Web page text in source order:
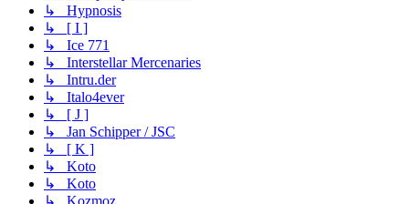
↳ Hypnosis
↳ [ I ]
↳ Ice 771
↳ Interstellar Mercenaries
↳ Intru.der
↳ Italo4ever
↳ [ J ]
↳ Jan Schipper / JSC
↳ [ K ]
↳ Koto
↳ Koto
↳ Kozmoz